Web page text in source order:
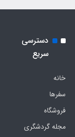
دسترسی
سریع
خانه
سفرها
فروشگاه
مجله گردشگری